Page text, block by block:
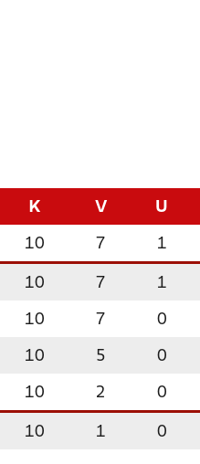
K V U
10 7 1
10 7 1
10 7 0
10 5 0
10 2 0
10 1 0